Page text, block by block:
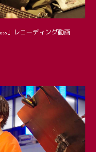
」レコーディング動画